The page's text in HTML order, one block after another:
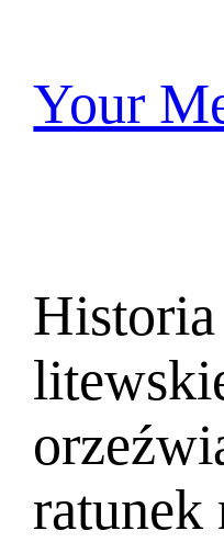
treściYour
Historia
ratunek